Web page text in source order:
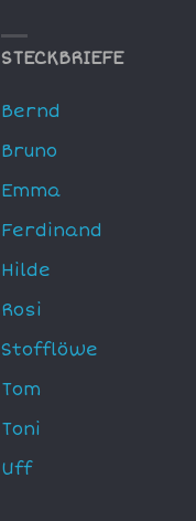
STECKBRIEFE
Bernd
Bruno
Emma
Ferdinand
Hilde
Rosi
Stofflöwe
Tom
Toni
Uff